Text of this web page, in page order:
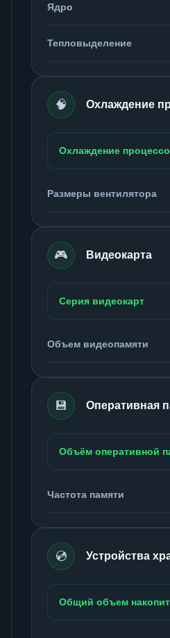
Ядро
Тепловыделение
🧠 Охлаждение
Охлаждение
Размеры вентилятора
🎮 Видеокарта
Серия видеокарт
Объем видеопамяти
💾 Оперативная
Объём оперативной
Частота памяти
💿 Устройства
Общий объем